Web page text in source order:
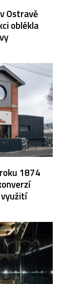
Ostravě
oblékla
1874